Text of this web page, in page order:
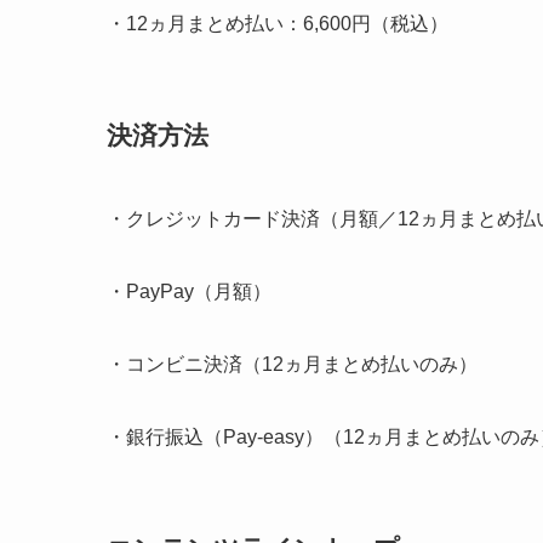
・12ヵ月まとめ払い：6,600円（税込）
決済方法
・クレジットカード決済（月額／12ヵ月まとめ払
・PayPay（月額）
・コンビニ決済（12ヵ月まとめ払いのみ）
・銀行振込（Pay-easy）（12ヵ月まとめ払いの